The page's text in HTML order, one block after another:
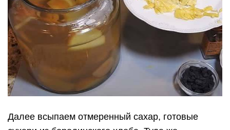
Далее всыпаем отмеренный сахар, готовые